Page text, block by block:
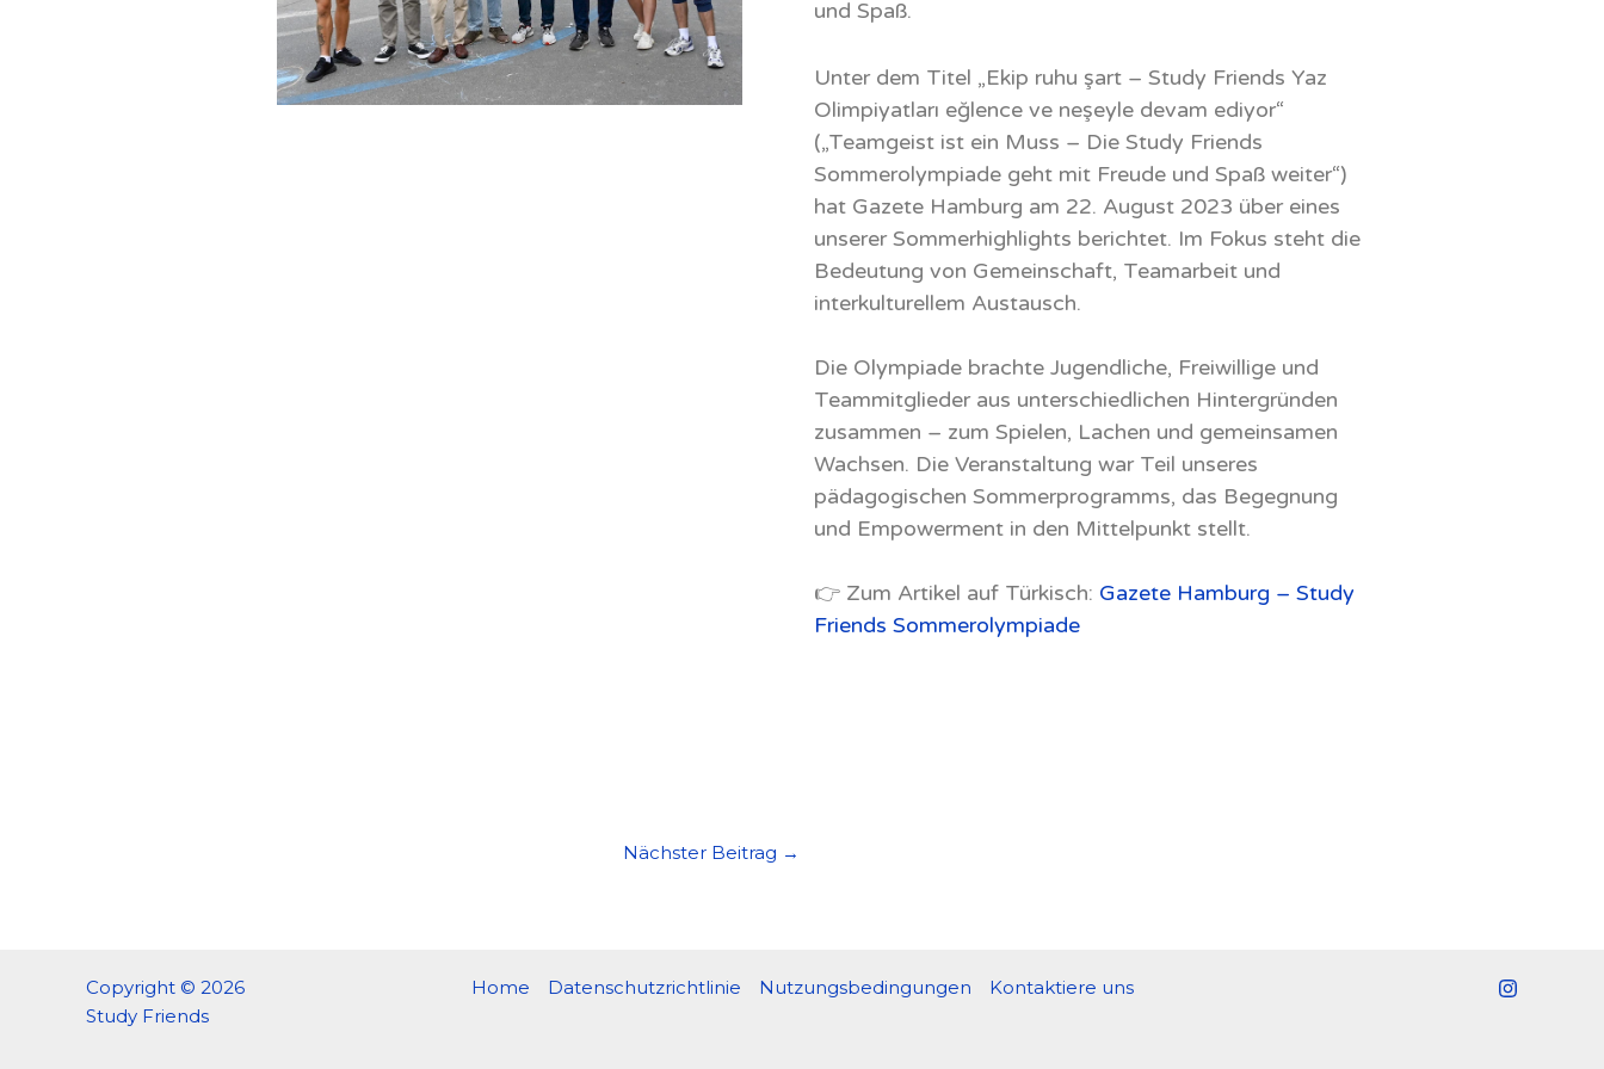
und Spaß.
Unter dem Titel „Ekip ruhu şart – Study Friends Yaz
Olimpiyatları eğlence ve neşeyle devam ediyor“
(„Teamgeist ist ein Muss – Die Study Friends
Sommerolympiade geht mit Freude und Spaß weiter“)
hat Gazete Hamburg am 22. August 2023 über eines
unserer Sommerhighlights berichtet. Im Fokus steht die
Bedeutung von Gemeinschaft, Teamarbeit und
interkulturellem Austausch.
Die Olympiade brachte Jugendliche, Freiwillige und
Teammitglieder aus unterschiedlichen Hintergründen
zusammen – zum Spielen, Lachen und gemeinsamen
Wachsen. Die Veranstaltung war Teil unseres
pädagogischen Sommerprogramms, das Begegnung
und Empowerment in den Mittelpunkt stellt.
👉 Zum Artikel auf Türkisch: Gazete Hamburg – Study
Friends Sommerolympiade
Nächster Beitrag →
Copyright © 2026
Study Friends
Home Datenschutzrichtlinie Nutzungsbedingungen Kontaktiere uns